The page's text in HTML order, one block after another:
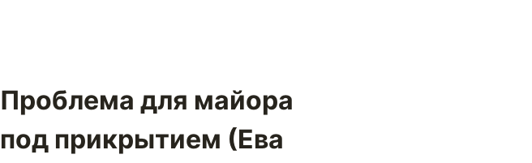
Проблема для майора
под прикрытием (Ева